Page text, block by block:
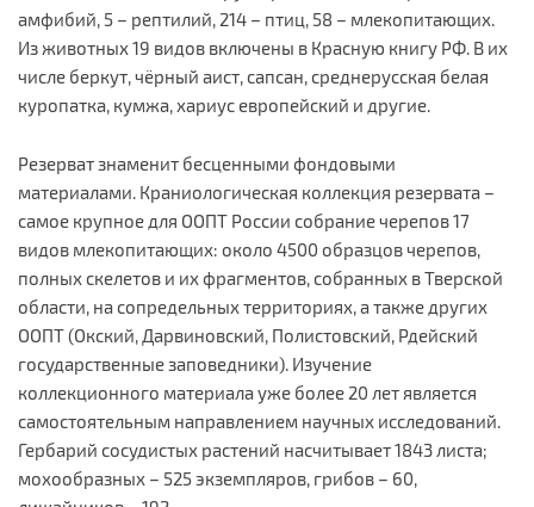
амфибий, 5 – рептилий, 214 – птиц, 58 – млекопитающих.
Из животных 19 видов включены в Красную книгу РФ. В их
числе беркут, чёрный аист, сапсан, среднерусская белая
куропатка, кумжа, хариус европейский и другие.
Резерват знаменит бесценными фондовыми
материалами. Краниологическая коллекция резервата –
самое крупное для ООПТ России собрание черепов 17
видов млекопитающих: около 4500 образцов черепов,
полных скелетов и их фрагментов, собранных в Тверской
области, на сопредельных территориях, а также других
ООПТ (Окский, Дарвиновский, Полистовский, Рдейский
государственные заповедники). Изучение
коллекционного материала уже более 20 лет является
самостоятельным направлением научных исследований.
Гербарий сосудистых растений насчитывает 1843 листа;
мохообразных – 525 экземпляров, грибов – 60,